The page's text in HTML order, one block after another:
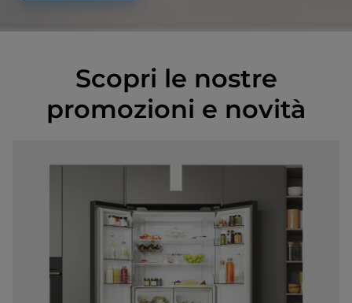
Scopri le nostre
promozioni e novità